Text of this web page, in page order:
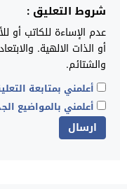
شروط التعليق :
عدم الإساءة للكاتب أو
أو الذات الالهية.
والشتائم.
أعلمني بمتابعة
أعلمني بالمواضيع